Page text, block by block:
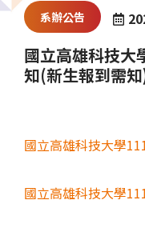
系辦公告
國立高雄科技大
知(新生報到需
國立高雄科技大學
國立高雄科技大學